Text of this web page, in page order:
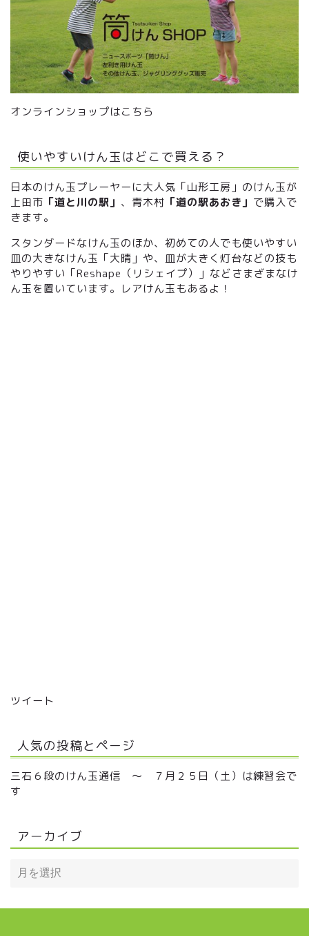
オンラインショップはこちら
使いやすいけん玉はどこで買える？
日本のけん玉プレーヤーに大人気「山形工房」のけん玉が
上田市 「道と川の駅」 、青木村 「道の駅あおき」 で購入で
きます。
スタンダードなけん玉のほか、初めての人でも使いやすい
皿の大きなけん玉「大晴」や、皿が大きく灯台などの技も
やりやすい「Reshape（リシェイプ）」などさまざまなけ
ん玉を置いています。レアけん玉もあるよ！
ツイート
人気の投稿とページ
三石６段のけん玉通信 ～ ７月２５日（土）は練習会で
す
アーカイブ